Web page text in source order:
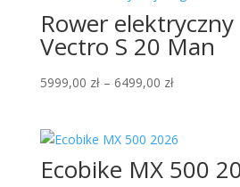
do
16900,00
Rower elektryczny
Vectro S 20 Man
5999,00 zł – 6499,00 złZakres
5999,00 zł
do
Ecobike MX 500